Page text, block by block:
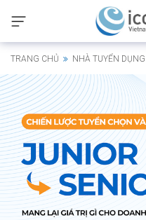
TRANG CHỦ NHÀ TUYỂN DỤNG